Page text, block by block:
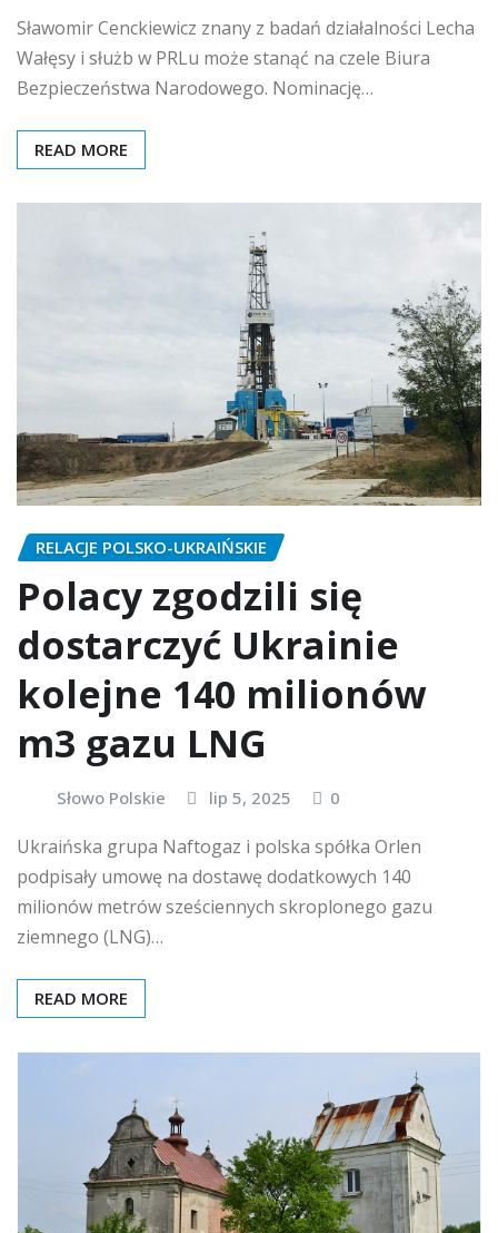
Sławomir Cenckiewicz znany z badań działalności Lecha
Wałęsy i służb w PRLu może stanąć na czele Biura
Bezpieczeństwa Narodowego. Nominację…
READ MORE
RELACJE POLSKO-UKRAIŃSKIE
Polacy zgodzili się
dostarczyć Ukrainie
kolejne 140 milionów
m3 gazu LNG
Słowo Polskie lip 5, 2025 0
Ukraińska grupa Naftogaz i polska spółka Orlen
podpisały umowę na dostawę dodatkowych 140
milionów metrów sześciennych skroplonego gazu
ziemnego (LNG)…
READ MORE